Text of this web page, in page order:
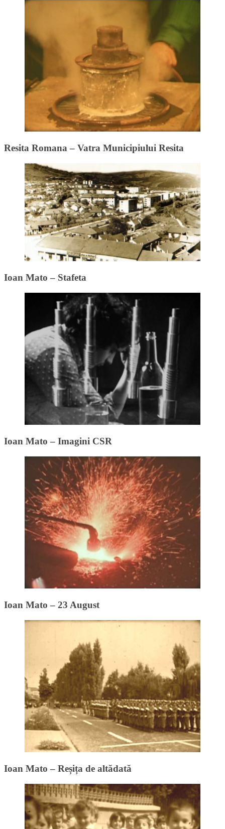
Resita Romana – Vatra Municipiului Resita
Ioan Mato – Stafeta
Ioan Mato – Imagini CSR
Ioan Mato – 23 August
Ioan Mato – Reșița de altădată